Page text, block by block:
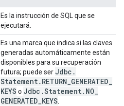
Es la instrucción de SQL que se
ejecutará.
Es una marca que indica si las claves
generadas automáticamente están
disponibles para su recuperación
futura; puede ser Jdbc .
Statement. RETURN GENERATED
KEYS o Jdbc .Statement. NO
GENERATED KEYS